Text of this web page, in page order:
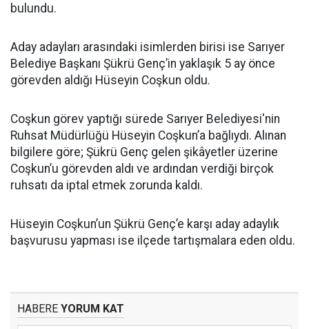
bulundu.
Aday adayları arasındaki isimlerden birisi ise Sarıyer
Belediye Başkanı Şükrü Genç’in yaklaşık 5 ay önce
görevden aldığı Hüseyin Coşkun oldu.
Coşkun görev yaptığı sürede Sarıyer Belediyesi'nin
Ruhsat Müdürlüğü Hüseyin Coşkun’a bağlıydı. Alınan
bilgilere göre; Şükrü Genç gelen şikâyetler üzerine
Coşkun’u görevden aldı ve ardından verdiği birçok
ruhsatı da iptal etmek zorunda kaldı.
Hüseyin Coşkun’un Şükrü Genç’e karşı aday adaylık
başvurusu yapması ise ilçede tartışmalara eden oldu.
HABERE YORUM KAT